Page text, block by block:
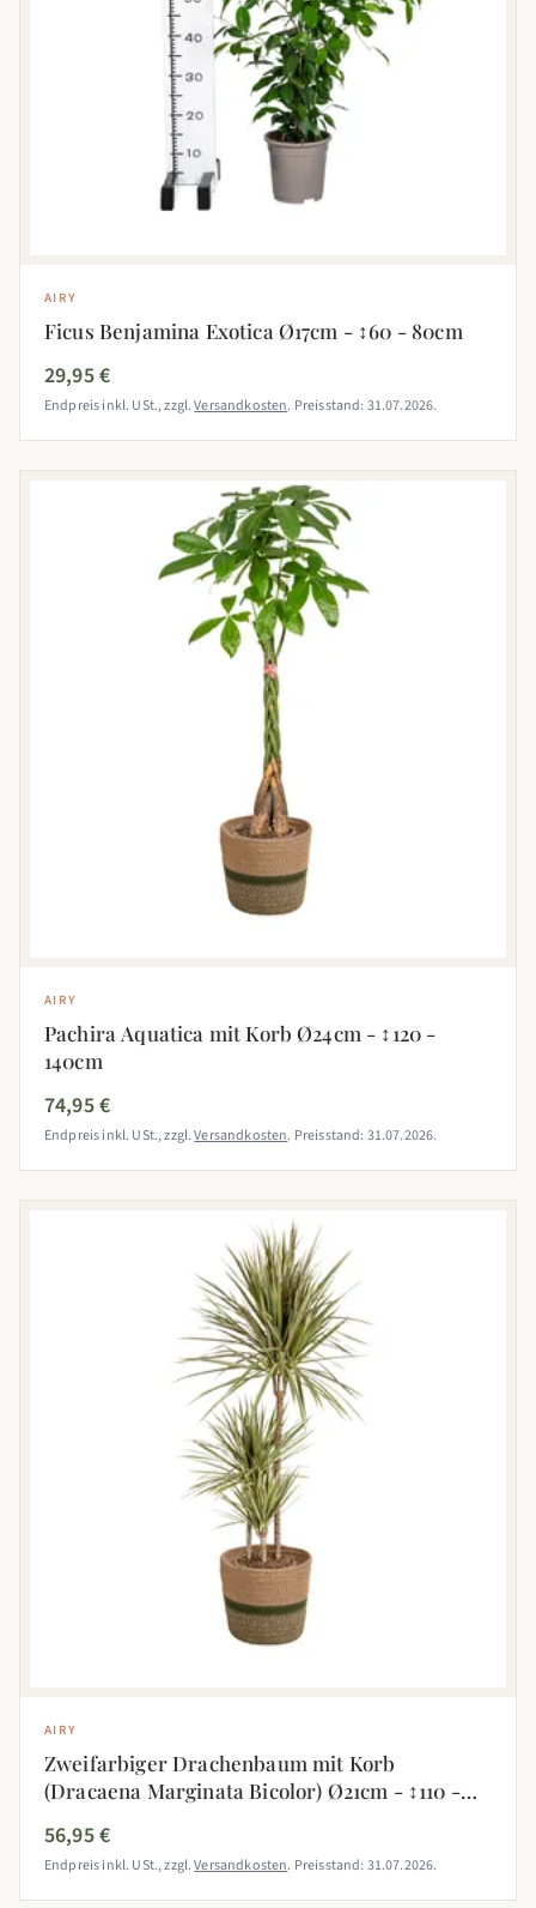
AIRY
Ficus Benjamina Exotica Ø17cm - ↕60 - 80cm
29,95 €
Endpreis inkl. USt., zzgl.Versandkosten. Preisstand: 31.07.2026.
AIRY
Pachira Aquatica mit Korb Ø24cm - ↕120 -
140cm
74,95 €
Endpreis inkl. USt., zzgl.Versandkosten. Preisstand: 31.07.2026.
AIRY
Zweifarbiger Drachenbaum mit Korb
(Dracaena Marginata Bicolor) Ø21cm - ↕110 -
56,95 €
Endpreis inkl. USt., zzgl.Versandkosten. Preisstand: 31.07.2026.